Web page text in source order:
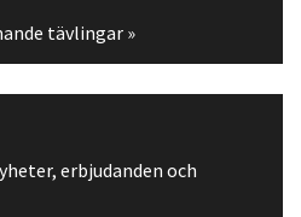
tävlingar »
erbjudanden och